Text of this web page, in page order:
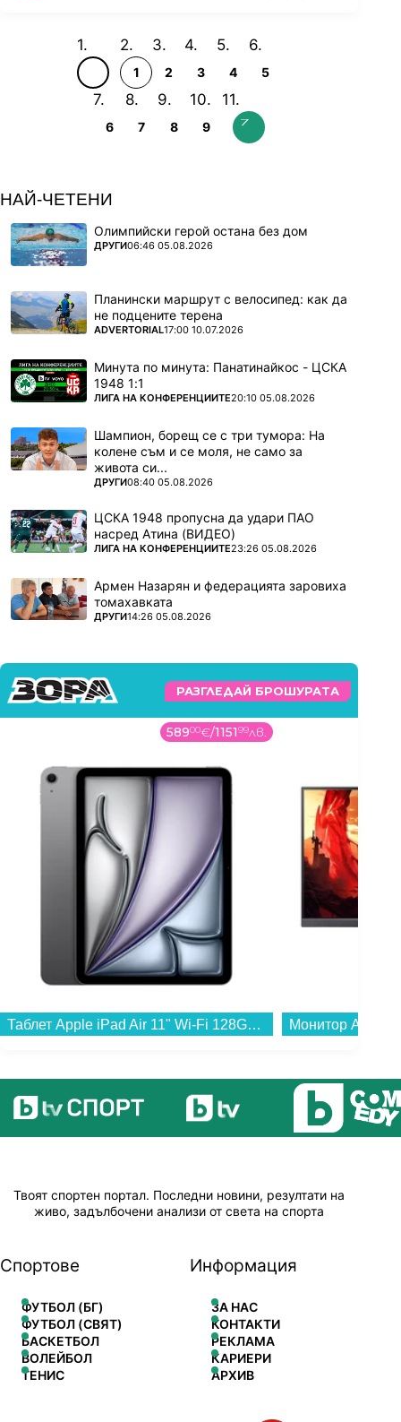
1 2 3 4 5
6 7 8 9
НАЙ-ЧЕТЕНИ
Олимпийски герой остана без дом
ПОВЕЧЕ ОТ
ДРУГИ06:46 05.08.2026
Планински маршрут с велосипед: как да
не подцените терена
ПОВЕЧЕ ОТ
ADVERTORIAL17:00 10.07.2026
Минута по минута: Панатинайкос - ЦСКА
1948 1:1
ПОВЕЧЕ ОТ
ЛИГА НА КОНФЕРЕНЦИИТЕ20:10 05.08.2026
Шампион, борещ се с три тумора: На
колене съм и се моля, не само за
живота си...
ПОВЕЧЕ ОТ
ДРУГИ08:40 05.08.2026
ЦСКА 1948 пропусна да удари ПАО
насред Атина (ВИДЕО)
ПОВЕЧЕ ОТ
ЛИГА НА КОНФЕРЕНЦИИТЕ23:26 05.08.2026
Армен Назарян и федерацията заровиха
томахавката
ПОВЕЧЕ ОТ
ДРУГИ14:26 05.08.2026
РАЗГЛЕДАЙ БРОШУРАТА
58900€/115199лв.
Таблет Apple iPad Air 11" Wi-Fi 128GB Space Gray mc9w4 , 128 GB, 8 GB...
Твоят спортен портал. Последни новини, резултати на
живо, задълбочени анализи от света на спорта
Спортове
ФУТБОЛ (БГ)
ФУТБОЛ (СВЯТ)
БАСКЕТБОЛ
ВОЛЕЙБОЛ
ТЕНИС
Информация
ЗА НАС
КОНТАКТИ
РЕКЛАМА
КАРИЕРИ
АРХИВ